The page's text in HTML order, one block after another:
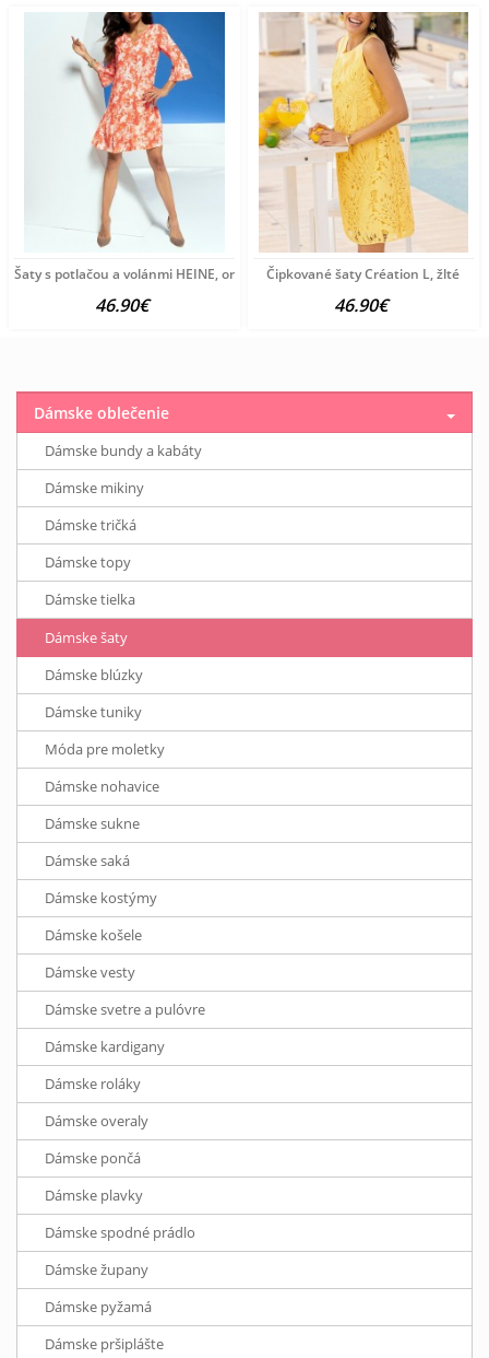
Šaty s potlačou a volánmi HEINE, oranžovo-krémová
46.90€
Čipkované šaty Création L, žlté
46.90€
Dámske oblečenie
Dámske bundy a kabáty
Dámske mikiny
Dámske tričká
Dámske topy
Dámske tielka
Dámske šaty
Dámske blúzky
Dámske tuniky
Móda pre moletky
Dámske nohavice
Dámske sukne
Dámske saká
Dámske kostýmy
Dámske košele
Dámske vesty
Dámske svetre a pulóvre
Dámske kardigany
Dámske roláky
Dámske overaly
Dámske pončá
Dámske plavky
Dámske spodné prádlo
Dámske župany
Dámske pyžamá
Dámske pršiplášte